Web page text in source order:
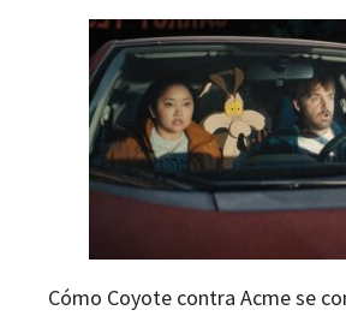
Cómo Coyote contra Acme se